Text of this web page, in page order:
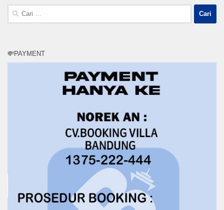
Cari
💸PAYMENT